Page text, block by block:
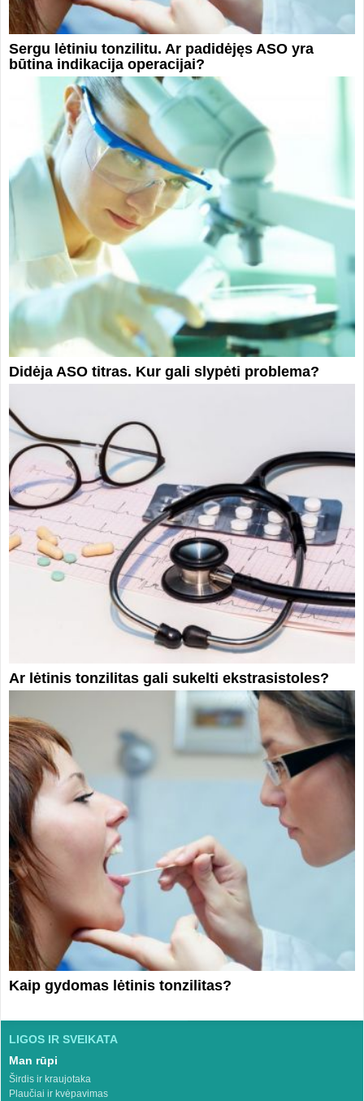
Sergu lėtiniu tonzilitu. Ar padidėjęs ASO yra
būtina indikacija operacijai?
Didėja ASO titras. Kur gali slypėti problema?
Ar lėtinis tonzilitas gali sukelti ekstrasistoles?
Kaip gydomas lėtinis tonzilitas?
LIGOS IR SVEIKATA
Man rūpi
Širdis ir kraujotaka
Plaučiai ir kvėpavimas